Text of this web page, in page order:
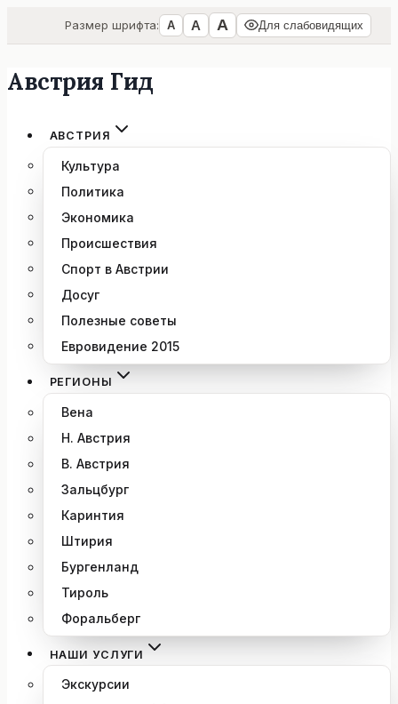
Размер шрифта: А А А Для слабовидящих
Перейти
содержимому
Австрия Гид
АВСТРИЯ
Культура
Политика
Экономика
Происшествия
Спорт в Австрии
Досуг
Полезные советы
Евровидение 2015
РЕГИОНЫ
Вена
Н. Австрия
В. Австрия
Зальцбург
Каринтия
Штирия
Бургенланд
Тироль
Форальберг
НАШИ УСЛУГИ
Экскурсии